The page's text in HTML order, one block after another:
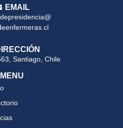
EMAIL
Santiago, Chile
MENU